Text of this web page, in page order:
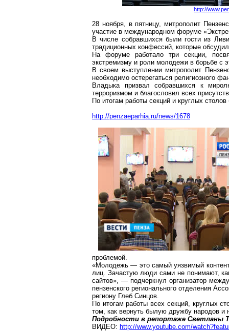
http://
28 ноября, в пятницу, митрополит
участие в международном форуме
В числе собравшихся были гости из
традиционных конфессий, которые
На форуме работало три секции,
экстремизму и роли молодежи в борьбе с
В своем выступлении митрополит
необходимо остерегаться религиозного
Владыка призвал собравшихся к
терроризмом и благословил всех
По итогам работы секций и круглых
http://penzaeparhia.ru/news/1678
проблемой.
«Молодежь — это самый уязвимый
лиц. Зачастую люди сами не понимают,
сайтов», — подчеркнул организатор
пензенского регионального отделения
региону Глеб Синцов.
По итогам работы всех секций, круглых
том, как вернуть былую дружбу народов и
Подробности в репортаже Светланы
ВИДЕО: http://www.youtube.com/